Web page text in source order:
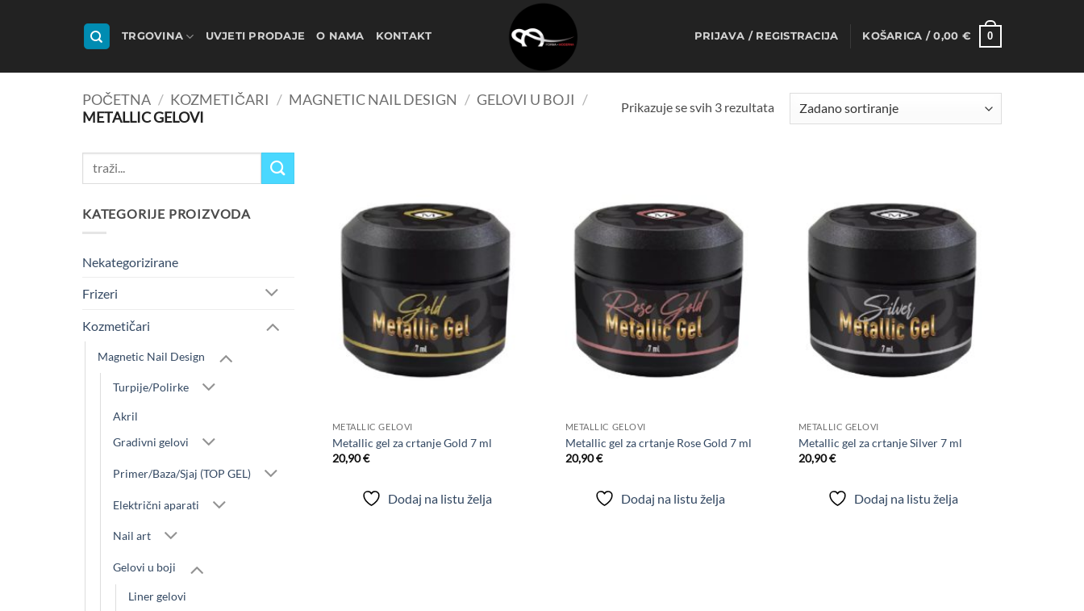
TRGOVINA UVJETI PRODAJE O NAMA KONTAKT PRIJAVA / REGISTRACIJA KOŠARICA /0,00 € 0
POČETNA / KOZMETIČARI / MAGNETIC NAIL DESIGN / GELOVI U BOJI /
METALLIC GELOVI
Prikazuje se svih 3 rezultata
Pretraži:
KATEGORIJE PROIZVODA
Nekategorizirane
Frizeri
Kozmetičari
Magnetic Nail Design
Turpije/Polirke
Akril
Gradivni gelovi
Primer/Baza/Sjaj (TOP GEL)
Električni aparati
Nail art
Gelovi u boji
Liner gelovi
želja
METALLIC GELOVI
Metallic gel za crtanje Gold 7 ml
20,90€
Dodaj na listu želja
želja
METALLIC GELOVI
Metallic gel za crtanje Rose Gold 7 ml
20,90€
Dodaj na listu želja
želja
METALLIC GELOVI
Metallic gel za crtanje Silver 7 ml
20,90€
Dodaj na listu želja